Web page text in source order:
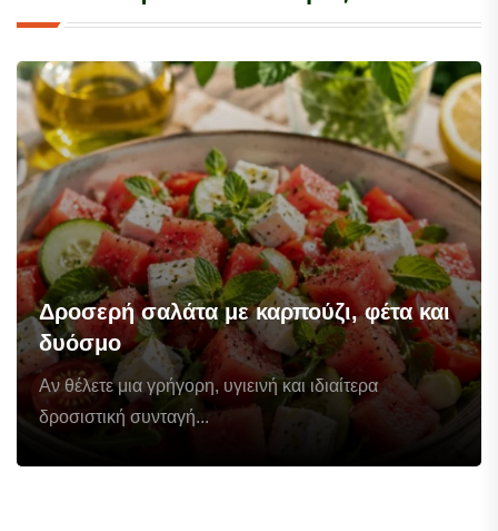
Δροσερή σαλάτα με καρπούζι, φέτα και
δυόσμο
Αν θέλετε μια γρήγορη, υγιεινή και ιδιαίτερα
δροσιστική συνταγή...